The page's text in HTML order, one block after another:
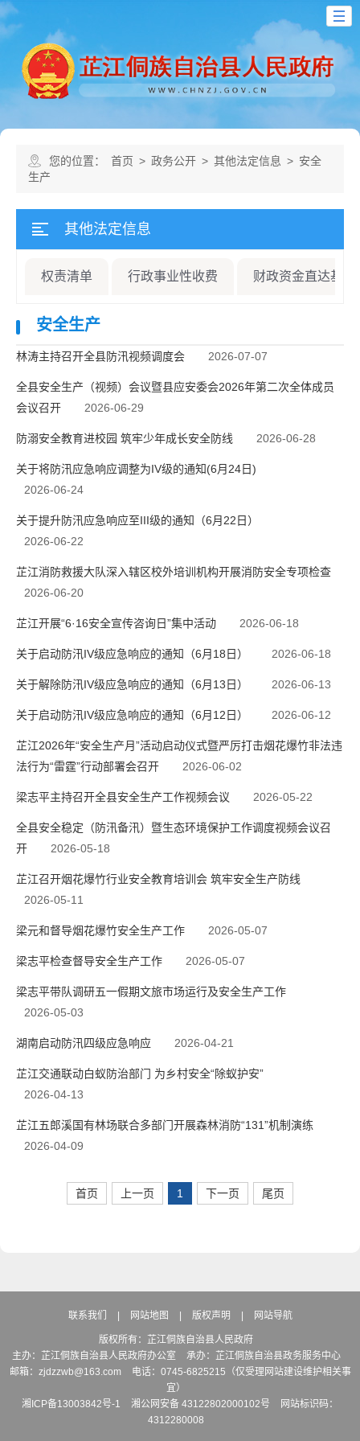
您的位置： 首页 > 政务公开 > 其他法定信息 > 安全
生产
其他法定信息
权责清单 行政事业性收费 财政资金直达基层
安全生产
林涛主持召开全县防汛视频调度会 2026-07-07
全县安全生产（视频）会议暨县应安委会2026年第二次全体成员
会议召开
2026-06-29
防溺安全教育进校园 筑牢少年成长安全防线 2026-06-28
关于将防汛应急响应调整为IV级的通知(6月24日)
2026-06-24
关于提升防汛应急响应至III级的通知（6月22日）
2026-06-22
芷江消防救援大队深入辖区校外培训机构开展消防安全专项检查
2026-06-20
芷江开展“6·16安全宣传咨询日”集中活动 2026-06-18
关于启动防汛IV级应急响应的通知（6月18日） 2026-06-18
关于解除防汛IV级应急响应的通知（6月13日） 2026-06-13
关于启动防汛IV级应急响应的通知（6月12日） 2026-06-12
芷江2026年“安全生产月”活动启动仪式暨严厉打击烟花爆竹非法违
法行为“雷霆”行动部署会召开
2026-06-02
梁志平主持召开全县安全生产工作视频会议 2026-05-22
全县安全稳定（防汛备汛）暨生态环境保护工作调度视频会议召
开
2026-05-18
芷江召开烟花爆竹行业安全教育培训会 筑牢安全生产防线
2026-05-11
梁元和督导烟花爆竹安全生产工作 2026-05-07
梁志平检查督导安全生产工作 2026-05-07
梁志平带队调研五一假期文旅市场运行及安全生产工作
2026-05-03
湖南启动防汛四级应急响应 2026-04-21
芷江交通联动白蚁防治部门 为乡村安全“除蚁护安”
2026-04-13
芷江五郎溪国有林场联合多部门开展森林消防“131”机制演练
2026-04-09
首页 上一页 1 下一页 尾页
联系我们 网站地图 版权声明 网站导航
版权所有：芷江侗族自治县人民政府
主办：芷江侗族自治县人民政府办公室
承办：芷江侗族自治县政务服务中心
邮箱：zjdzzwb@163.com
电话：0745-6825215（仅受理网站建设维护相关事
宜）
湘ICP备13003842号-1
湘公网安备 43122802000102号
网站标识码：
4312280008